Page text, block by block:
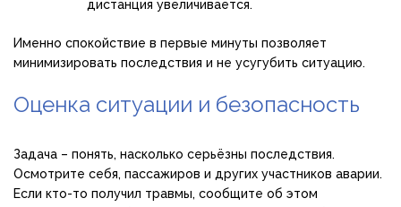
дистанция увеличивается.
Именно спокойствие в первые минуты позволяет
минимизировать последствия и не усугубить ситуацию.
Оценка ситуации и безопасность
Задача – понять, насколько серьёзны последствия.
Осмотрите себя, пассажиров и других участников аварии.
Если кто-то получил травмы, сообщите об этом